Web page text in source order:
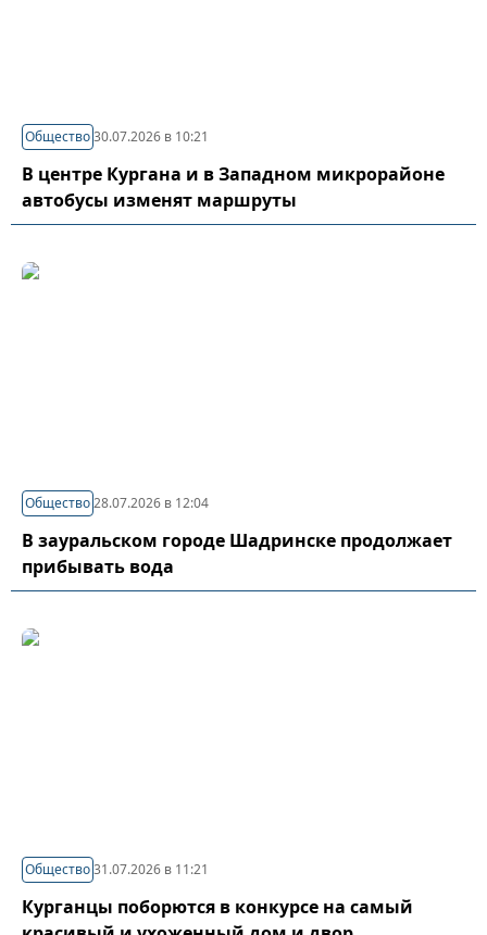
Общество30.07.2026 в 10:21
В центре Кургана и в Западном микрорайоне
автобусы изменят маршруты
Общество28.07.2026 в 12:04
В зауральском городе Шадринске продолжает
прибывать вода
Общество31.07.2026 в 11:21
Курганцы поборются в конкурсе на самый